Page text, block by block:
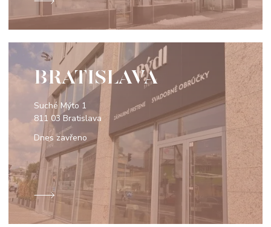
BRATISLAVA
Suché Mýto 1
811 03 Bratislava
Dnes zavřeno